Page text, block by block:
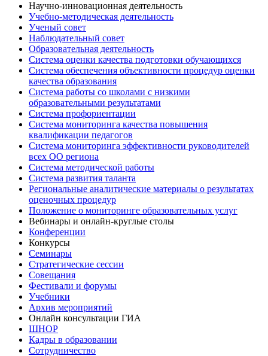
Научно-инновационная деятельность
Учебно-методическая деятельность
Ученый совет
Наблюдательный совет
Образовательная деятельность
Система оценки качества подготовки обучающихся
Система обеспечения объективности процедур оценки
качества образования
Система работы со школами с низкими
образовательными результатами
Система профориентации
Система мониторинга качества повышения
квалификации педагогов
Система мониторинга эффективности руководителей
всех ОО региона
Система методической работы
Система развития таланта
Региональные аналитические материалы о результатах
оценочных процедур
Положение о мониторинге образовательных услуг
Вебинары и онлайн-круглые столы
Конференции
Конкурсы
Семинары
Стратегические сессии
Совещания
Фестивали и форумы
Учебники
Архив мероприятий
Онлайн консультации ГИА
ШНОР
Кадры в образовании
Сотрудничество